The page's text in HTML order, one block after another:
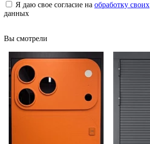
Я даю свое согласие на обработку своих
данных
Вы смотрели